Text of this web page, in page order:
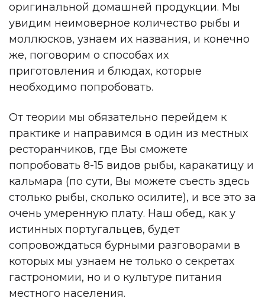
оригинальной домашней продукции. Мы
увидим неимоверное количество рыбы и
моллюсков, узнаем их названия, и конечно
же, поговорим о способах их
приготовления и блюдах, которые
необходимо попробовать.
От теории мы обязательно перейдем к
практике и направимся в один из местных
ресторанчиков, где Вы сможете
попробовать 8-15 видов рыбы, каракатицу и
кальмара (по сути, Вы можете съесть здесь
столько рыбы, сколько осилите), и все это за
очень умеренную плату. Наш обед, как у
истинных португальцев, будет
сопровождаться бурными разговорами в
которых мы узнаем не только о секретах
гастрономии, но и о культуре питания
местного населения.